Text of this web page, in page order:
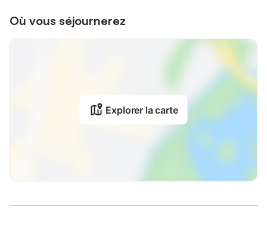
Où vous séjournerez
Explorer la carte